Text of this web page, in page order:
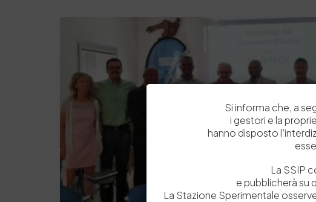
Si informa che, a
i gestori e la
hanno disposto
La SSIP
e pubblicherà su
La Stazione Sperimentale